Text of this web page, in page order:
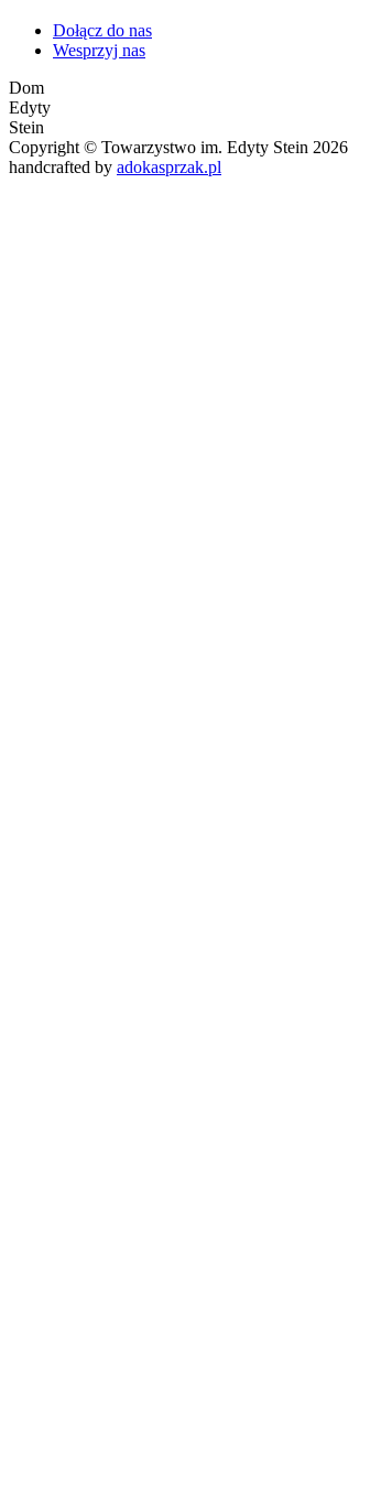
Dołącz do nas
Wesprzyj nas
Dom
Edyty
Stein
Copyright © Towarzystwo im. Edyty Stein 2026
handcrafted by adokasprzak.pl